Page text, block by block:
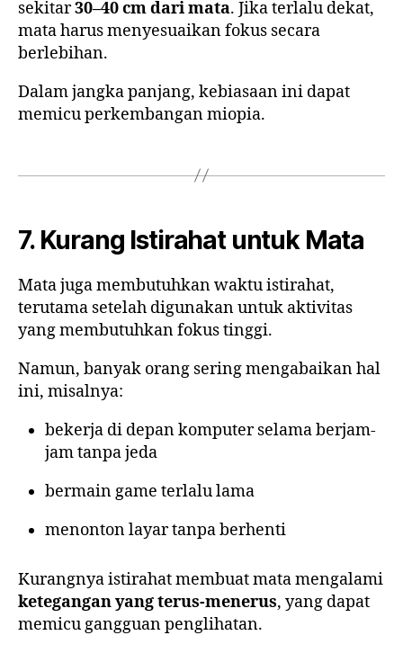
sekitar30–40 cm dari mata. Jika terlalu dekat,
mata harus menyesuaikan fokus secara
berlebihan.
Dalam jangka panjang, kebiasaan ini dapat
memicu perkembangan miopia.
7. Kurang Istirahat untuk Mata
Mata juga membutuhkan waktu istirahat,
terutama setelah digunakan untuk aktivitas
yang membutuhkan fokus tinggi.
Namun, banyak orang sering mengabaikan hal
ini, misalnya:
bekerja di depan komputer selama berjam-
jam tanpa jeda
bermain game terlalu lama
menonton layar tanpa berhenti
Kurangnya istirahat membuat mata mengalami
ketegangan yang terus-menerus, yang dapat
memicu gangguan penglihatan.